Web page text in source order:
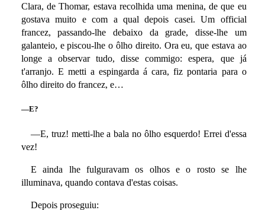
Clara, de Thomar, estava recolhida uma menina, de que eu
gostava muito e com a qual depois casei. Um official
francez, passando-lhe debaixo da grade, disse-lhe um
galanteio, e piscou-lhe o ôlho direito. Ora eu, que estava ao
longe a observar tudo, disse commigo: espera, que já
t'arranjo. E metti a espingarda á cara, fiz pontaria para o
ôlho direito do francez, e…
—E?
—E, truz! metti-lhe a bala no ôlho esquerdo! Errei d'essa
vez!
E ainda lhe fulguravam os olhos e o rosto se lhe
illuminava, quando contava d'estas coisas.
Depois proseguiu: